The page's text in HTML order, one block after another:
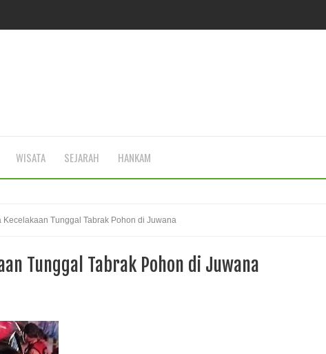
WISATA SEJARAH HANKAM
Kecelakaan Tunggal Tabrak Pohon di Juwana
Tunggal Tabrak Pohon di Juwana